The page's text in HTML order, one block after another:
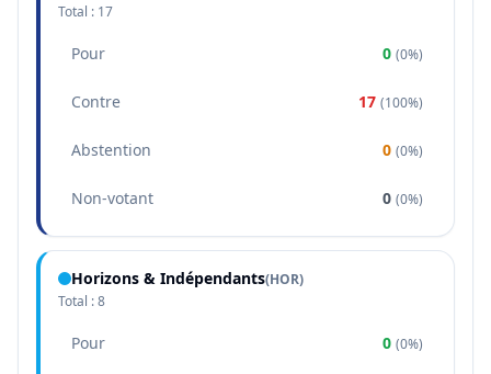
Total : 17
Pour 0 (0%)
Contre 17 (100%)
Abstention 0 (0%)
Non-votant 0 (0%)
Horizons & Indépendants(HOR)
Total :8
Pour 0 (0%)